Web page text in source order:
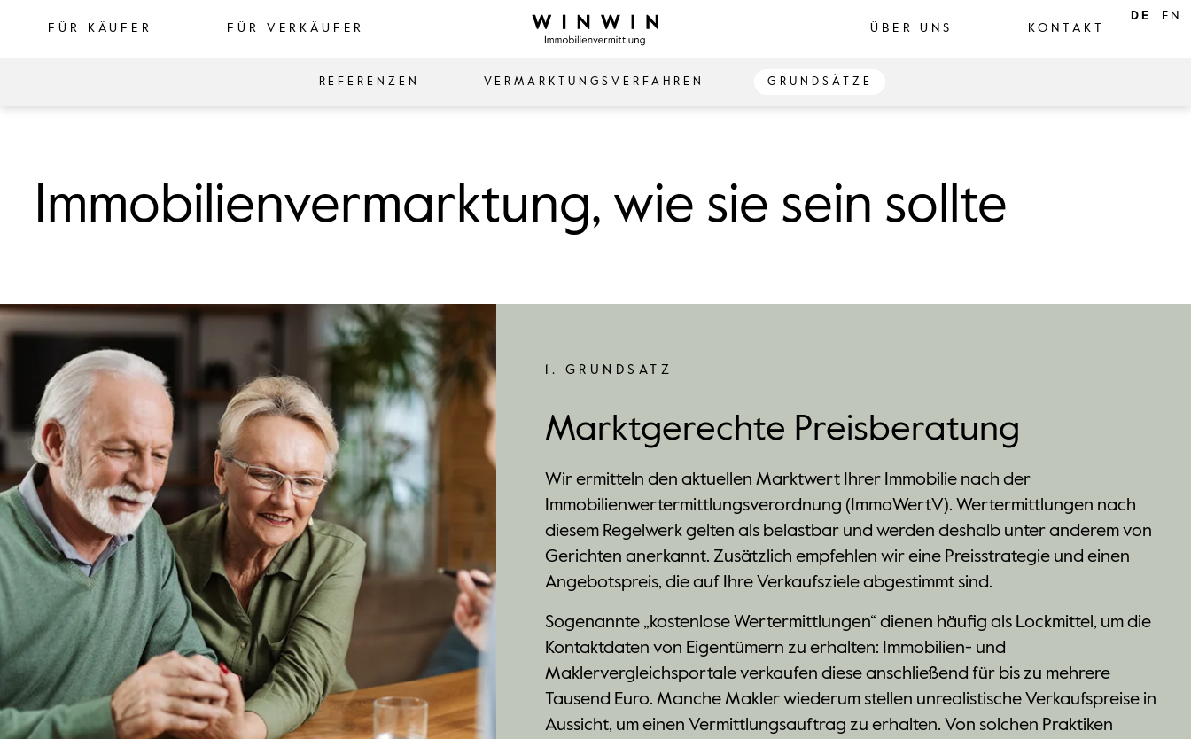
FÜR KÄUFER FÜR VERKÄUFER ÜBER UNS KONTAKT
DE EN
REFERENZEN VERMARKTUNGSVERFAHREN GRUNDSÄTZE
Immobilienvermarktung, wie sie sein sollte
1. GRUNDSATZ
Marktgerechte Preisberatung
Wir ermitteln den aktuellen Marktwert Ihrer Immobilie nach der
Immobilienwertermittlungsverordnung (ImmoWertV). Wertermittlungen nach
diesem Regelwerk gelten als belastbar und werden deshalb unter anderem von
Gerichten anerkannt. Zusätzlich empfehlen wir eine Preisstrategie und einen
Angebotspreis, die auf Ihre Verkaufsziele abgestimmt sind.
Sogenannte „kostenlose Wertermittlungen“ dienen häufig als Lockmittel, um die
Kontaktdaten von Eigentümern zu erhalten: Immobilien- und
Maklervergleichsportale verkaufen diese anschließend für bis zu mehrere
Tausend Euro. Manche Makler wiederum stellen unrealistische Verkaufspreise in
Aussicht, um einen Vermittlungsauftrag zu erhalten. Von solchen Praktiken